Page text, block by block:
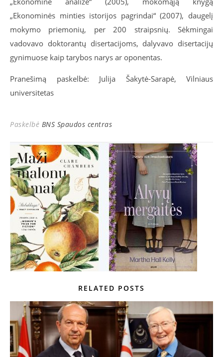
„Ekonominės minties istorijos pagrindai“ (2007), daugelį
mokymo priemonių, per 200 straipsnių. Sėkmingai
vadovavo doktorantų disertacijoms, dalyvavo disertacijų
gynimuose kaip tarybos narys ar oponentas.
Pranešimą paskelbė: Julija Šakytė-Sarapė, Vilniaus
universitetas
Paskelbė BNS Spaudos centras
RELATED POSTS